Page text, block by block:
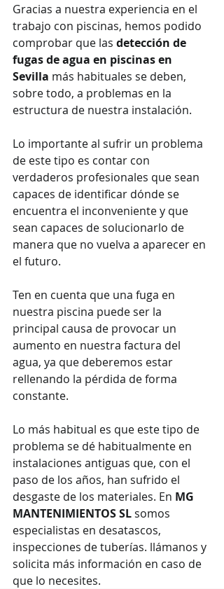
Gracias a nuestra experiencia en el
trabajo con piscinas, hemos podido
comprobar que las detección de
fugas de agua en piscinas en
Sevilla más habituales se deben,
sobre todo, a problemas en la
estructura de nuestra instalación.
Lo importante al sufrir un problema
de este tipo es contar con
verdaderos profesionales que sean
capaces de identificar dónde se
encuentra el inconveniente y que
sean capaces de solucionarlo de
manera que no vuelva a aparecer en
el futuro.
Ten en cuenta que una fuga en
nuestra piscina puede ser la
principal causa de provocar un
aumento en nuestra factura del
agua, ya que deberemos estar
rellenando la pérdida de forma
constante.
Lo más habitual es que este tipo de
problema se dé habitualmente en
instalaciones antiguas que, con el
paso de los años, han sufrido el
desgaste de los materiales. En MG
MANTENIMIENTOS SL somos
especialistas en desatascos,
inspecciones de tuberías. llámanos y
solicita más información en caso de
que lo necesites.